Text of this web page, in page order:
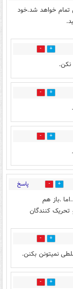
تمام خواهد شد.خود
2
0
0
7 پاسخ
.باز هم
تحریک کنندگان
0
نمیتونن بکنن.
0